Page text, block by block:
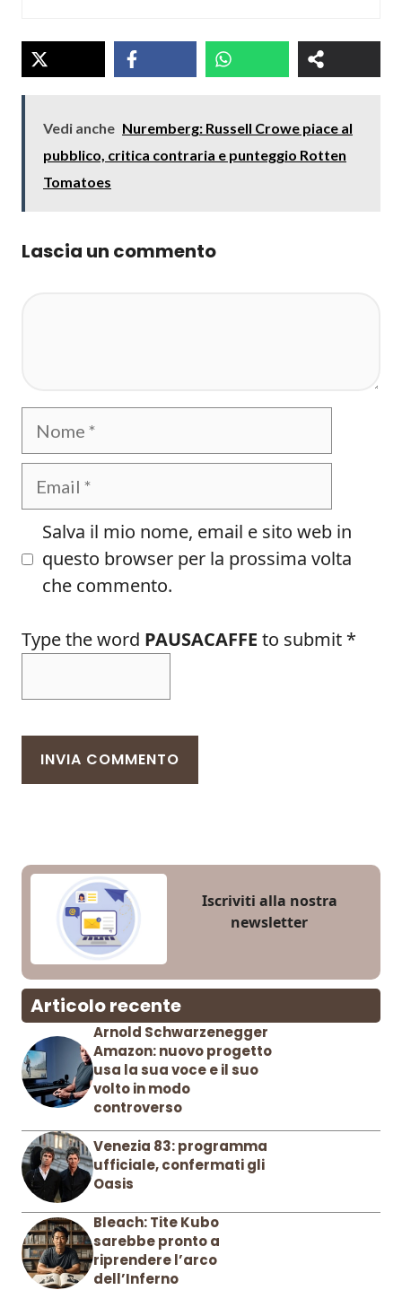
Vedi anche Nuremberg: Russell Crowe piace al
pubblico, critica contraria e punteggio Rotten
Tomatoes
Lascia un commento
Nome
Email
Salva il mio nome, email e sito web in
questo browser per la prossima volta
che commento.
Type the word PAUSACAFFE to submit *
Iscriviti alla nostra
newsletter
Articolo recente
Arnold Schwarzenegger
Amazon: nuovo progetto
usa la sua voce e il suo
volto in modo
controverso
Venezia 83: programma
ufficiale, confermati gli
Oasis
Bleach: Tite Kubo
sarebbe pronto a
riprendere l’arco
dell’Inferno